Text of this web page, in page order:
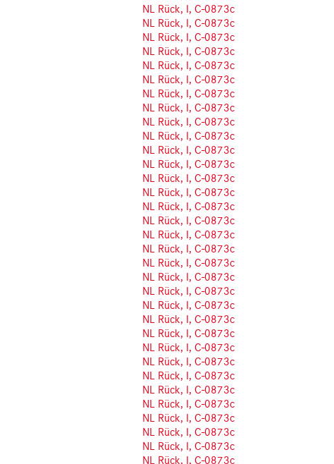
NL Rück, I, C-0873c
NL Rück, I, C-0873c
NL Rück, I, C-0873c
NL Rück, I, C-0873c
NL Rück, I, C-0873c
NL Rück, I, C-0873c
NL Rück, I, C-0873c
NL Rück, I, C-0873c
NL Rück, I, C-0873c
NL Rück, I, C-0873c
NL Rück, I, C-0873c
NL Rück, I, C-0873c
NL Rück, I, C-0873c
NL Rück, I, C-0873c
NL Rück, I, C-0873c
NL Rück, I, C-0873c
NL Rück, I, C-0873c
NL Rück, I, C-0873c
NL Rück, I, C-0873c
NL Rück, I, C-0873c
NL Rück, I, C-0873c
NL Rück, I, C-0873c
NL Rück, I, C-0873c
NL Rück, I, C-0873c
NL Rück, I, C-0873c
NL Rück, I, C-0873c
NL Rück, I, C-0873c
NL Rück, I, C-0873c
NL Rück, I, C-0873c
NL Rück, I, C-0873c
NL Rück, I, C-0873c
NL Rück, I, C-0873c
NL Rück, I, C-0873c